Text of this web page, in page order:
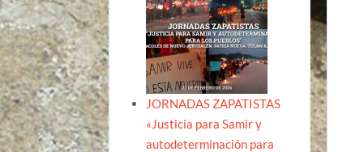
JORNADAS ZAPATISTAS
«Justicia para Samir y
autodeterminación para